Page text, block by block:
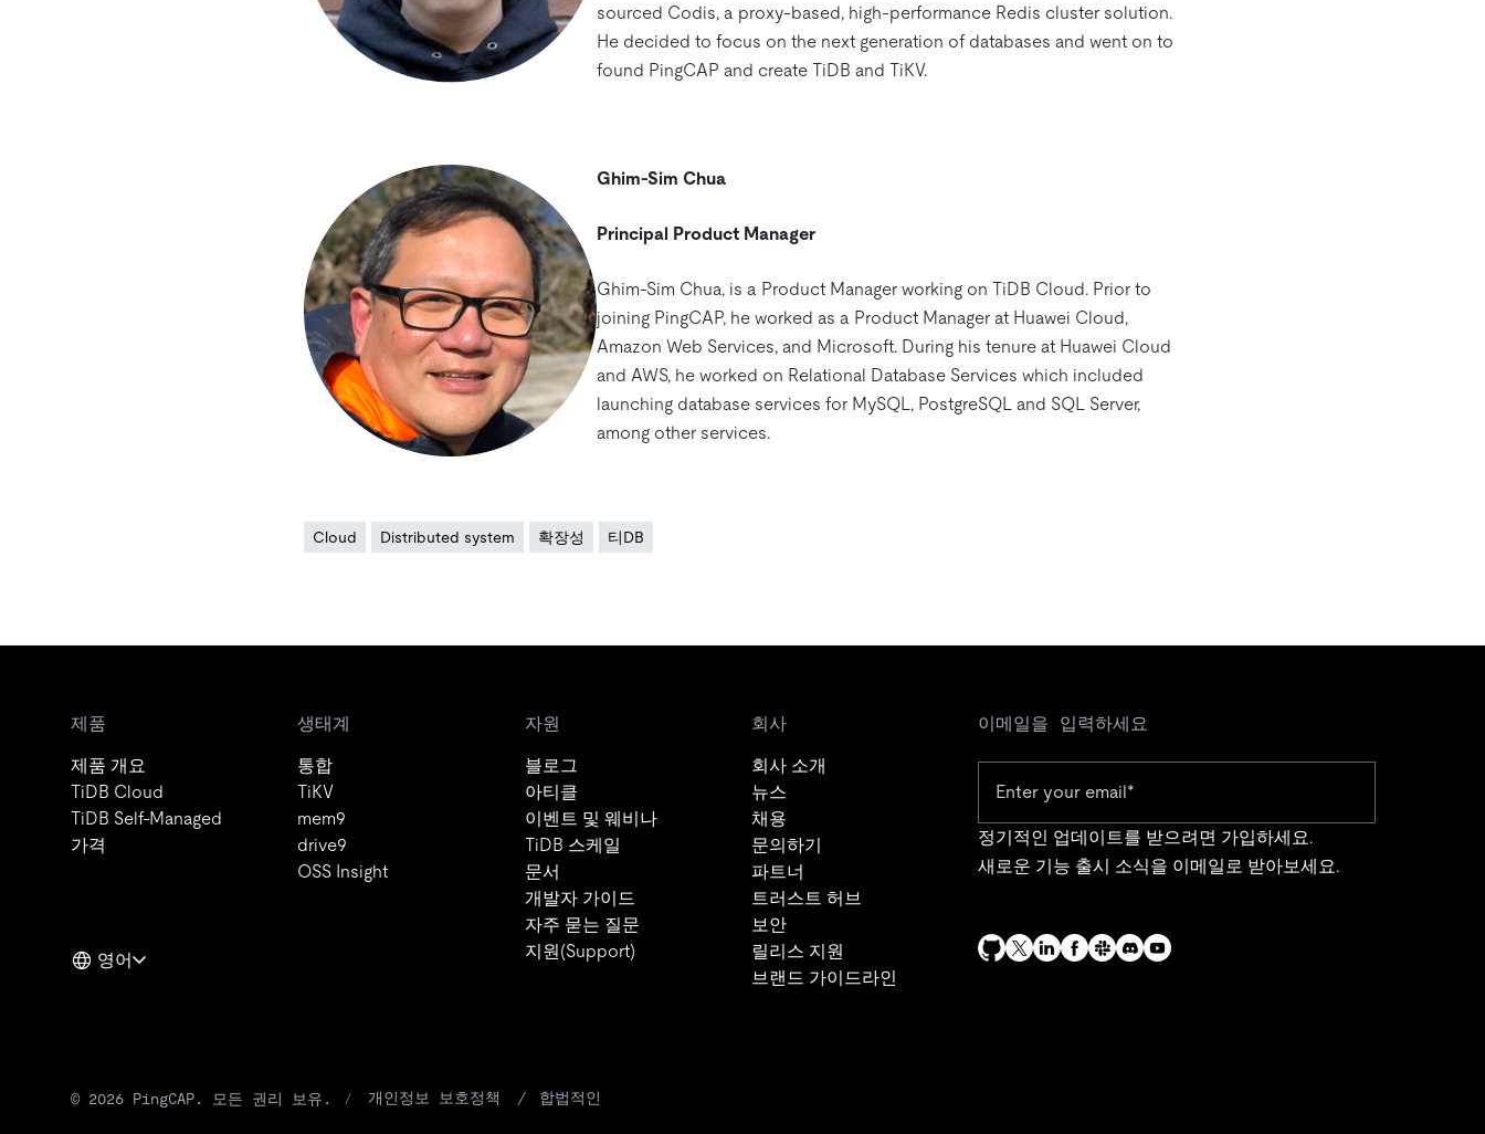
sourced Codis, a proxy-based, high-performance Redis cluster solution.
He decided to focus on the next generation of databases and went on to
found PingCAP and create TiDB and TiKV.
Ghim-Sim Chua
Principal Product Manager
Ghim-Sim Chua, is a Product Manager working on TiDB Cloud. Prior to
joining PingCAP, he worked as a Product Manager at Huawei Cloud,
Amazon Web Services, and Microsoft. During his tenure at Huawei Cloud
and AWS, he worked on Relational Database Services which included
launching database services for MySQL, PostgreSQL and SQL Server,
among other services.
Cloud Distributed system 확장성 티DB
제품
제품 개요
TiDB Cloud
TiDB Self-Managed
가격
영어
생태계
통합
TiKV
mem9
drive9
OSS Insight
자원
블로그
아티클
이벤트 및 웨비나
TiDB 스케일
문서
개발자 가이드
자주 묻는 질문
지원(Support)
회사
회사 소개
뉴스
채용
문의하기
파트너
트러스트 허브
보안
릴리스 지원
브랜드 가이드라인
이메일을 입력하세요
정기적인 업데이트를 받으려면 가입하세요.
새로운 기능 출시 소식을 이메일로 받아보세요.
© 2026 PingCAP. 모든 권리 보유. 개인정보 보호정책 합법적인